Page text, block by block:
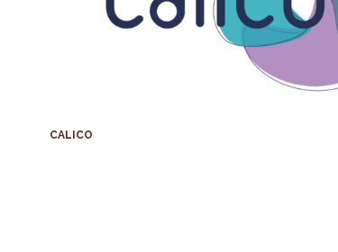
CALICO